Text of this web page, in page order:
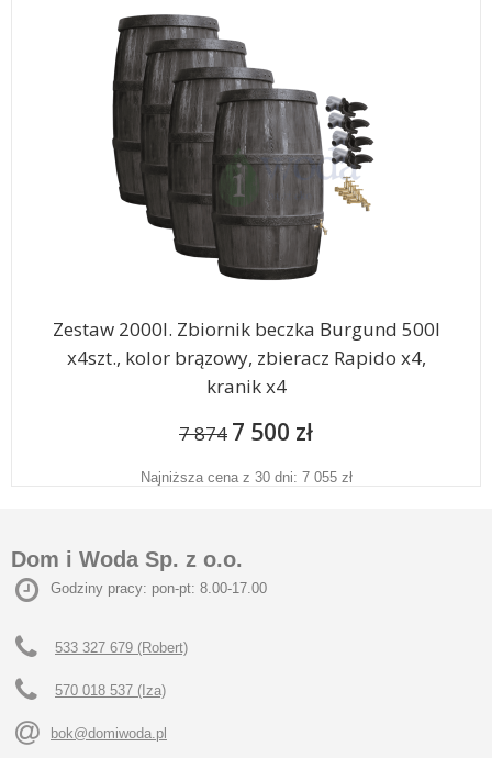
Zestaw 2000l. Zbiornik beczka Burgund 500l
x4szt., kolor brązowy, zbieracz Rapido x4,
kranik x4
7 874 7 500 zł
Najniższa cena z 30 dni: 7 055 zł
Dom i Woda Sp. z o.o.
Godziny pracy: pon-pt: 8.00-17.00
533 327 679 (Robert)
570 018 537 (Iza)
bok@domiwoda.pl